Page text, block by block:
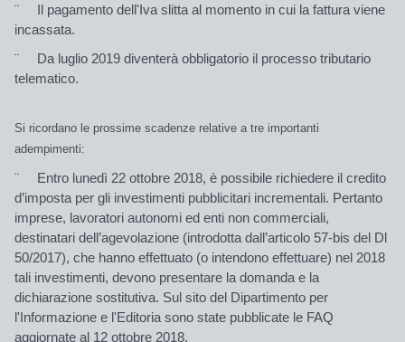
¨ Il pagamento dell'Iva slitta al momento in cui la fattura viene
incassata.
¨ Da luglio 2019 diventerà obbligatorio il processo tributario
telematico.
Si ricordano le prossime scadenze relative a tre importanti
adempimenti:
¨ Entro lunedì 22 ottobre 2018, è possibile richiedere il credito
d’imposta per gli investimenti pubblicitari incrementali. Pertanto
imprese, lavoratori autonomi ed enti non commerciali,
destinatari dell’agevolazione (introdotta dall’articolo 57-bis del Dl
50/2017), che hanno effettuato (o intendono effettuare) nel 2018
tali investimenti, devono presentare la domanda e la
dichiarazione sostitutiva. Sul sito del Dipartimento per
l'Informazione e l'Editoria sono state pubblicate le FAQ
aggiornate al 12 ottobre 2018.